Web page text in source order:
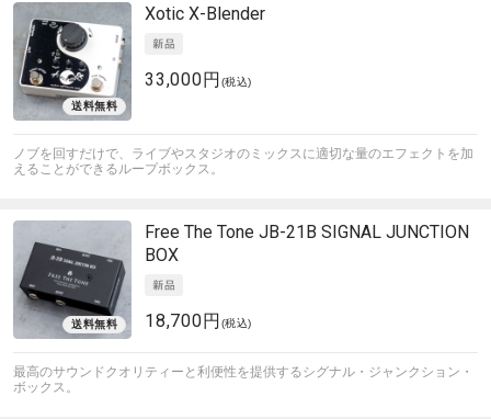
Xotic X-Blender
33,000円 (税込)
ノブを回すだけで、ライブやスタジオのミックスに適切な量のエフェクトを加
えることができるループボックス。
Free The Tone JB-21B SIGNAL JUNCTION
BOX
18,700円 (税込)
最高のサウンドクオリティーと利便性を提供するシグナル・ジャンクション・
ボックス。